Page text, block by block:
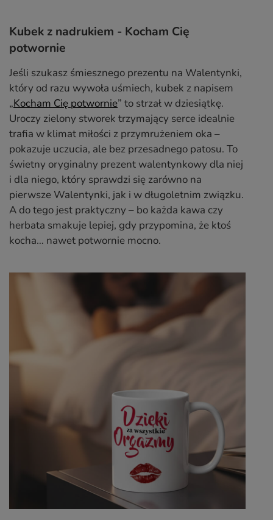
Kubek z nadrukiem - Kocham Cię
potwornie
Jeśli szukasz śmiesznego prezentu na Walentynki,
który od razu wywoła uśmiech, kubek z napisem
„Kocham Cię potwornie” to strzał w dziesiątkę.
Uroczy zielony stworek trzymający serce idealnie
trafia w klimat miłości z przymrużeniem oka –
pokazuje uczucia, ale bez przesadnego patosu. To
świetny oryginalny prezent walentynkowy dla niej
i dla niego, który sprawdzi się zarówno na
pierwsze Walentynki, jak i w długoletnim związku.
A do tego jest praktyczny – bo każda kawa czy
herbata smakuje lepiej, gdy przypomina, że ktoś
kocha… nawet potwornie mocno.